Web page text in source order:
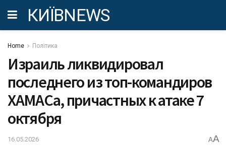
КИЇВNEWS
Home Політика
Израиль ликвидировал
последнего из топ-командиров
ХАМАСа, причастных к атаке 7
октября
16.05.2026 AA